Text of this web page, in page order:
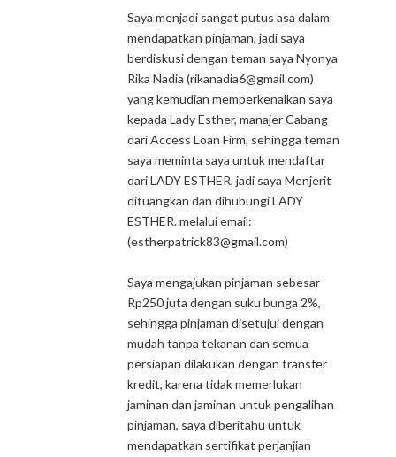
Saya menjadi sangat putus asa dalam
mendapatkan pinjaman, jadi saya
berdiskusi dengan teman saya Nyonya
Rika Nadia (rikanadia6@gmail.com)
yang kemudian memperkenalkan saya
kepada Lady Esther, manajer Cabang
dari Access Loan Firm, sehingga teman
saya meminta saya untuk mendaftar
dari LADY ESTHER, jadi saya Menjerit
dituangkan dan dihubungi LADY
ESTHER. melalui email:
(estherpatrick83@gmail.com)
Saya mengajukan pinjaman sebesar
Rp250 juta dengan suku bunga 2%,
sehingga pinjaman disetujui dengan
mudah tanpa tekanan dan semua
persiapan dilakukan dengan transfer
kredit, karena tidak memerlukan
jaminan dan jaminan untuk pengalihan
pinjaman, saya diberitahu untuk
mendapatkan sertifikat perjanjian